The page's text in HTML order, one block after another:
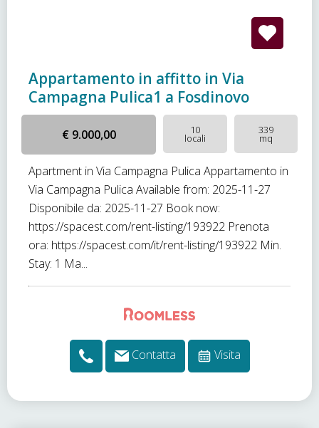
Appartamento in affitto in Via
Campagna Pulica1 a Fosdinovo
€ 9.000,00 10
locali
339
mq
Apartment in Via Campagna Pulica Appartamento in
Via Campagna Pulica Available from: 2025-11-27
Disponibile da: 2025-11-27 Book now:
https://spacest.com/rent-listing/193922 Prenota
ora: https://spacest.com/it/rent-listing/193922 Min.
Stay: 1 Ma...
Contatta Visita